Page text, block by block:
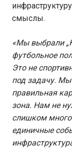
смыслы.
«Мы выбрали
футбольное
Это не
под задачу. Мы
правильная
зона. Нам не
слишком много
единичные